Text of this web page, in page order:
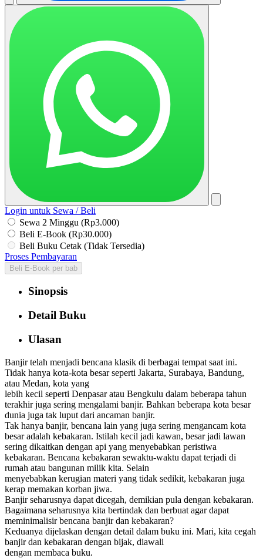
Login untuk Sewa / Beli
Sewa 2 Minggu (Rp3.000)
Beli E-Book (Rp30.000)
Beli Buku Cetak (Tidak Tersedia)
Proses Pembayaran
Beli E-Book per bab
Sinopsis
Detail Buku
Ulasan
Banjir telah menjadi bencana klasik di berbagai tempat saat ini.
Tidak hanya kota-kota besar seperti Jakarta, Surabaya, Bandung,
atau Medan, kota yang
lebih kecil seperti Denpasar atau Bengkulu dalam beberapa tahun
terakhir juga sering mengalami banjir. Bahkan beberapa kota besar
dunia juga tak luput dari ancaman banjir.
Tak hanya banjir, bencana lain yang juga sering mengancam kota
besar adalah kebakaran. Istilah kecil jadi kawan, besar jadi lawan
sering dikaitkan dengan api yang menyebabkan peristiwa
kebakaran. Bencana kebakaran sewaktu-waktu dapat terjadi di
rumah atau bangunan milik kita. Selain
menyebabkan kerugian materi yang tidak sedikit, kebakaran juga
kerap memakan korban jiwa.
Banjir seharusnya dapat dicegah, demikian pula dengan kebakaran.
Bagaimana seharusnya kita bertindak dan berbuat agar dapat
meminimalisir bencana banjir dan kebakaran?
Keduanya dijelaskan dengan detail dalam buku ini. Mari, kita cegah
banjir dan kebakaran dengan bijak, diawali
dengan membaca buku.